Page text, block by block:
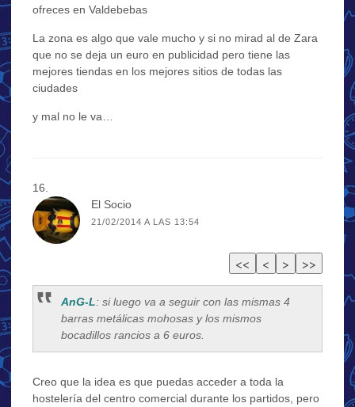
ofreces en Valdebebas
La zona es algo que vale mucho y si no mirad al de Zara
que no se deja un euro en publicidad pero tiene las
mejores tiendas en los mejores sitios de todas las
ciudades
y mal no le va…
El Socio
21/02/2014 A LAS 13:54
AnG-L: si luego va a seguir con las mismas 4
barras metálicas mohosas y los mismos
bocadillos rancios a 6 euros.
Creo que la idea es que puedas acceder a toda la
hostelería del centro comercial durante los partidos, pero